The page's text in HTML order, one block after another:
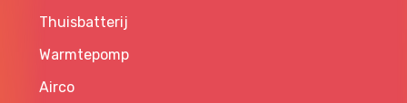
Thuisbatterij
Warmtepomp
Airco